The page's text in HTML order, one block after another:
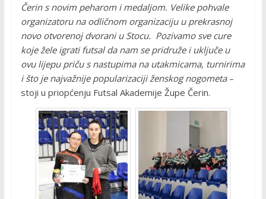
Čerin s novim peharom i medaljom. Velike pohvale
organizatoru na odličnom organizaciju u prekrasnoj
novo otvorenoj dvorani u Stocu. Pozivamo sve cure
koje žele igrati futsal da nam se pridruže i uključe u
ovu lijepu priču s nastupima na utakmicama, turnirima
i što je najvažnije popularizaciji ženskog nogometa–
stoji u priopćenju Futsal Akademije Župe Čerin.